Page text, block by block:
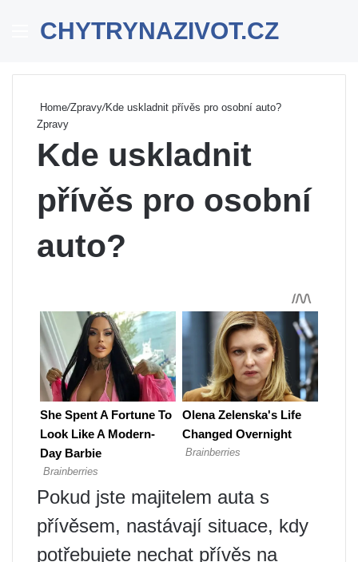
Menu
CHYTRYNAZIVOT.CZ
Home/Zpravy/Kde uskladnit přívěs pro osobní auto?
Zpravy
Kde uskladnit
přívěs pro osobní
auto?
Pokud jste majitelem auta s
přívěsem, nastávají situace, kdy
potřebujete nechat přívěs na